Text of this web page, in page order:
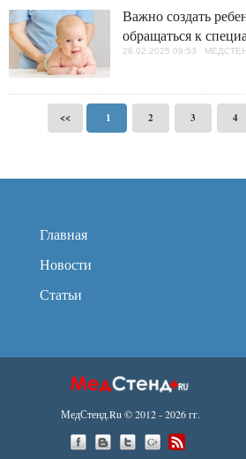
Важно создать
обращаться к
28.02.2025 09:53
<< 1 2 3 4
Главная
Новости
Статьи
МедСтенд.Ru © 2012 - 2026 гг.